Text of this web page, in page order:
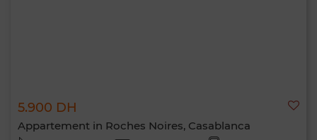
5.900 DH
Appartement in Roches Noires, Casablanca